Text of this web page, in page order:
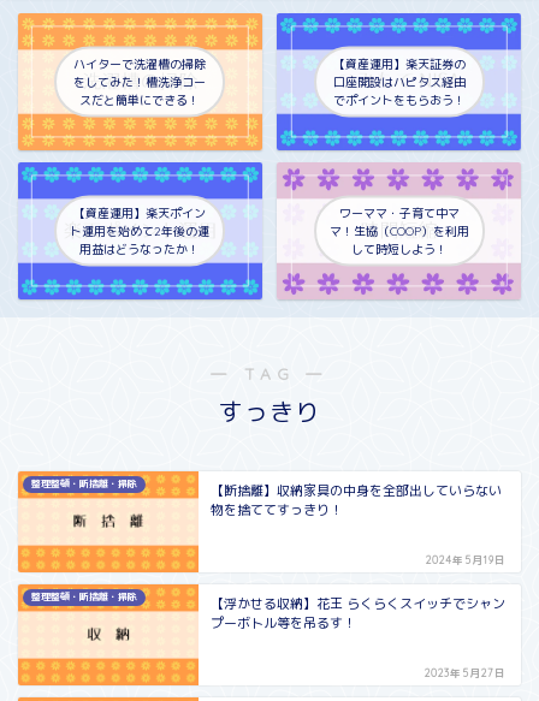
ハイターで洗濯槽の掃除
をしてみた！槽洗浄コー
スだと簡単にできる！
【資産運用】楽天証券の
口座開設はハピタス経由
でポイントをもらおう！
【資産運用】楽天ポイン
ト運用を始めて2年後の運
用益はどうなったか！
ワーママ・子育て中マ
マ！生協（COOP）を利用
して時短しよう！
― TAG ―
すっきり
整理整頓・断捨離・掃除
【断捨離】収納家具の中身を全部出していらない
物を捨ててすっきり！
2024年5月19日
整理整頓・断捨離・掃除
【浮かせる収納】花王 らくらくスイッチでシャン
プーボトル等を吊るす！
2023年5月27日